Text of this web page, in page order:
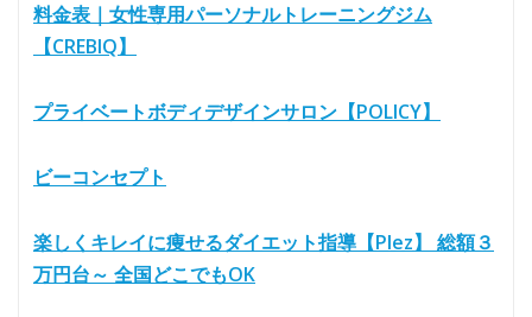
料金表｜女性専用パーソナルトレーニングジム
【CREBIQ】
プライベートボディデザインサロン【POLICY】
ビーコンセプト
楽しくキレイに痩せるダイエット指導【Plez】 総額３
万円台～ 全国どこでもOK